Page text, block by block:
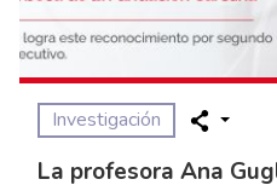
Investigación
La profesora Ana